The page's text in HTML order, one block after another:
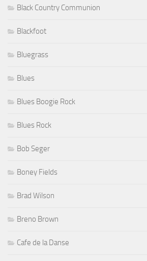
Black Country Communion
Blackfoot
Bluegrass
Blues
Blues Boogie Rock
Blues Rock
Bob Seger
Boney Fields
Brad Wilson
Breno Brown
Cafe de la Danse